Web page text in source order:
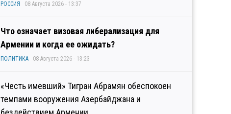
РОССИЯ 08 Августа 2026 - 13:37
Что означает визовая либерализация для
Армении и когда ее ожидать?
ПОЛИТИКА 08 Августа 2026 - 13:23
«Честь имевший» Тигран Абрамян обеспокоен
темпами вооружения Азербайджана и